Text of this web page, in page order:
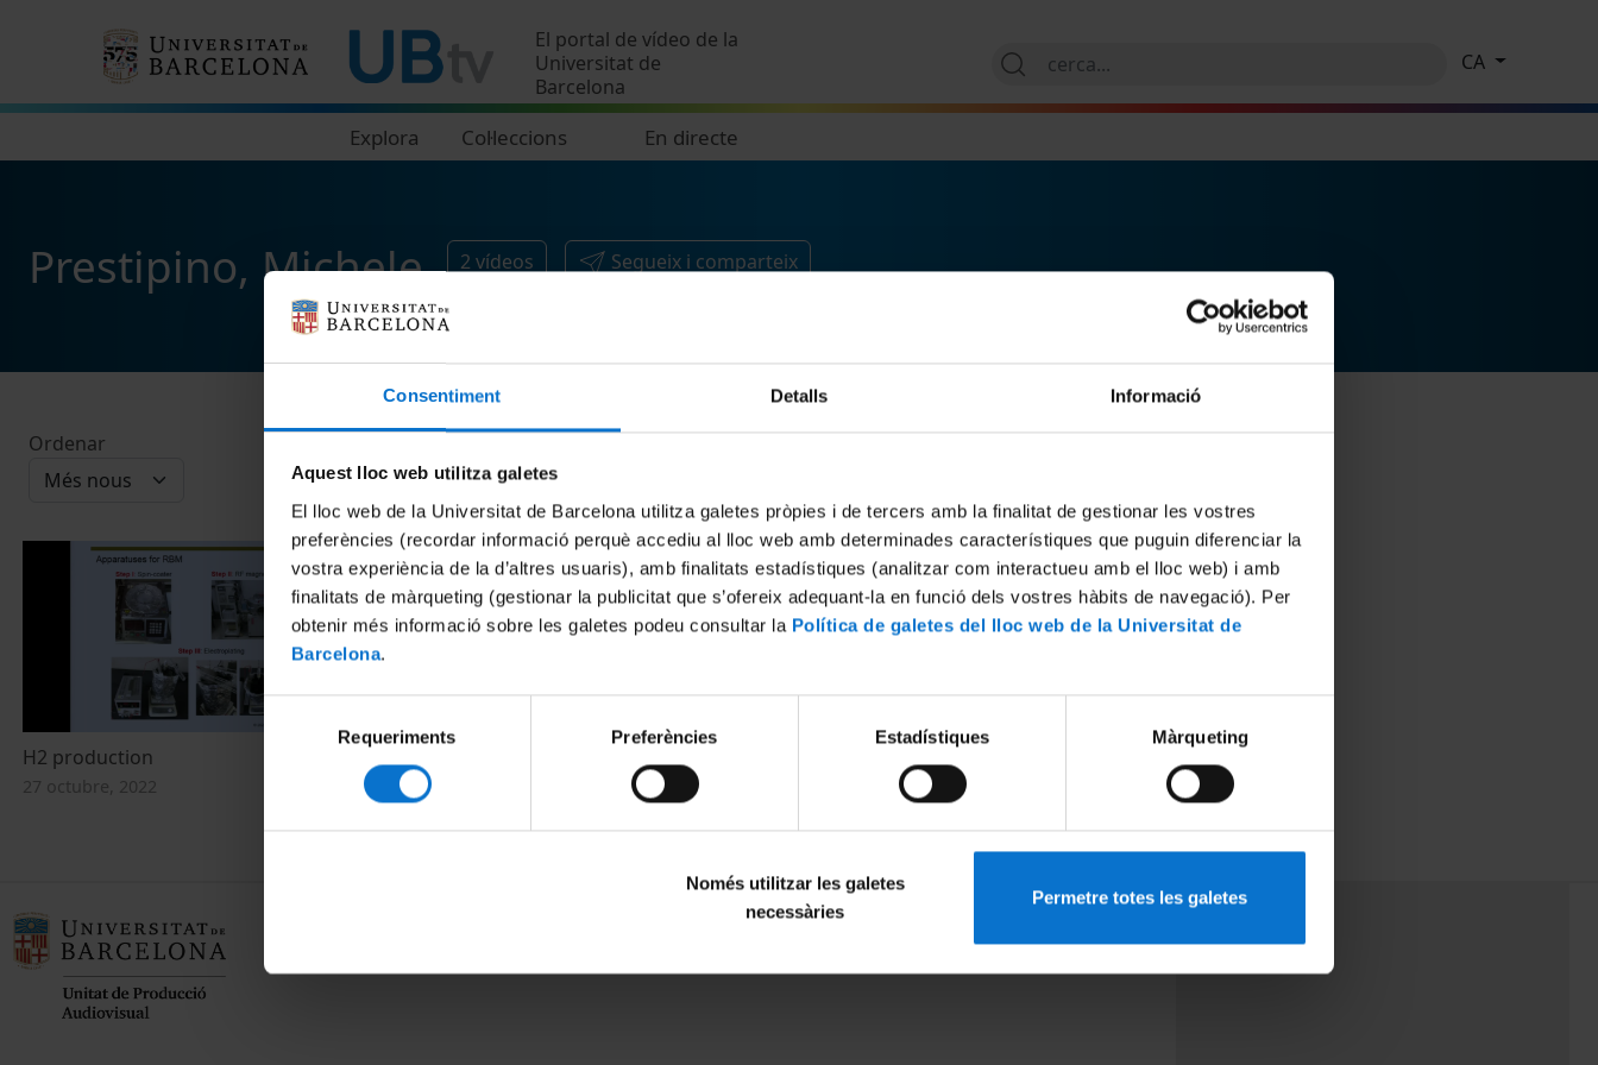
Consentiment Detalls Informació
Aquest lloc web utilitza galetes
El lloc web de la Universitat de Barcelona utilitza galetes pròpies i de tercers amb la finalitat de gestionar les vostres
preferències (recordar informació perquè accediu al lloc web amb determinades característiques que puguin diferenciar la
vostra experiència de la d’altres usuaris), amb finalitats estadístiques (analitzar com interactueu amb el lloc web) i amb
finalitats de màrqueting (gestionar la publicitat que s’ofereix adequant-la en funció dels vostres hàbits de navegació). Per
obtenir més informació sobre les galetes podeu consultar la Política de galetes del lloc web de la Universitat de
Barcelona.
consentiment
Requeriments Preferències Estadístiques Màrqueting
Només utilitzar les galetes
necessàries
Permetre totes les galetes
El portal de vídeo de la
Universitat de
Barcelona
Explora Col·leccions En directe
CA
Prestipino, Michele 2 vídeos Segueix i comparteix
Ordenar
H2 production
27 octubre, 2022
Systems
25 octubre, 2022
MENÚ PEU 1 PEU 3